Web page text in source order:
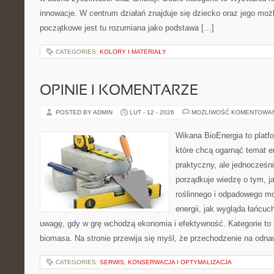
innowacje. W centrum działań znajduje się dziecko oraz jego
początkowe jest tu rozumiana jako podstawa […]
CATEGORIES: KOLORY I MATERIAŁY
OPINIE I KOMENTARZE
POSTED BY ADMIN LUT - 12 - 2026 MOŻLIWOŚĆ
Wikana BioEnergia to
które chcą ogarnąć temat
praktyczny, ale
porządkuje wiedzę o tym,
roślinnego i odpadowego
energii, jak wygląda
uwagę, gdy w grę wchodzą ekonomia i efektywność. Kategorie to
biomasa. Na stronie przewija się myśl, że przechodzenie na
CATEGORIES: SERWIS, KONSERWACJA I OPTYMALIZACJA